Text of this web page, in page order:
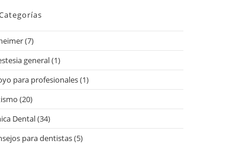
(7)
general(1)
para profesionales(1)
(20)
Dental(34)
para dentistas(5)